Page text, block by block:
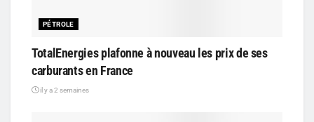
PÉTROLE
TotalEnergies plafonne à nouveau les prix de ses
carburants en France
il y a 2 semaines